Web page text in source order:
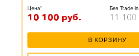
Цена*
10 100 руб.
Без Trade-in
11 100
В КОРЗИНУ